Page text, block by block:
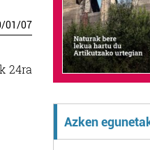
/01/07
24ra
Azken